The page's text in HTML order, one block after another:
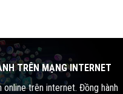
TRÊN MẠNG INTERNET
trên internet. Đồng hành